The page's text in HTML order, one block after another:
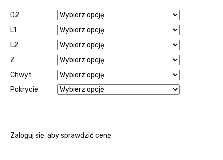
D2
L1
L2
Z
Chwyt
Pokrycie
Zaloguj się, aby sprawdzić cenę